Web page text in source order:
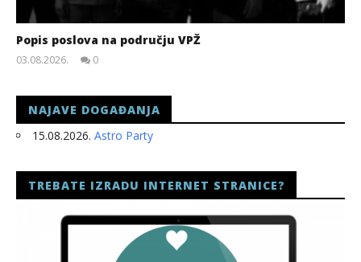
Popis poslova na području VPŽ
03.08.2026.
0
NAJAVE DOGAĐANJA
15.08.2026. Astro Party
TREBATE IZRADU INTERNET STRANICE?